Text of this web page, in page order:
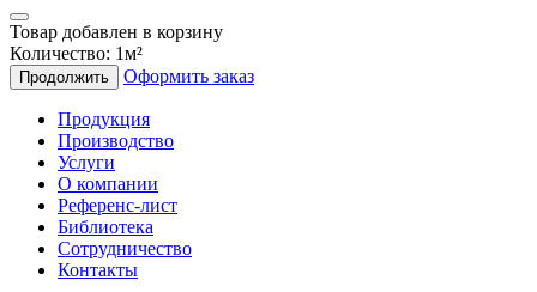
Товар добавлен в корзину
Количество: 1м²
Продолжить Оформить заказ
Продукция
Производство
Услуги
О компании
Референс-лист
Библиотека
Сотрудничество
Контакты